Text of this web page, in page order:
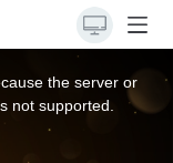
the server or
not supported.